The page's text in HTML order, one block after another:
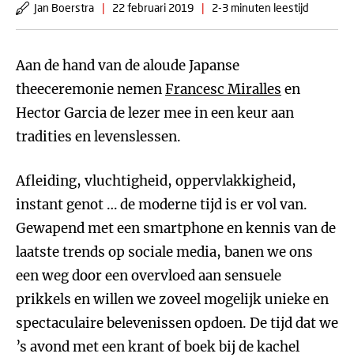
Jan Boerstra | 22 februari 2019 | 2-3 minuten leestijd
Aan de hand van de aloude Japanse
theeceremonie nemenFrancesc Miralles en
Hector Garcia de lezer mee in een keur aan
tradities en levenslessen.
Afleiding, vluchtigheid, oppervlakkigheid,
instant genot … de moderne tijd is er vol van.
Gewapend met een smartphone en kennis van de
laatste trends op sociale media, banen we ons
een weg door een overvloed aan sensuele
prikkels en willen we zoveel mogelijk unieke en
spectaculaire belevenissen opdoen. De tijd dat we
’s avond met een krant of boek bij de kachel